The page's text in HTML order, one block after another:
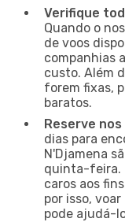
Verifique
Quando o
de voos
companhias
custo. Além
forem fixas,
baratos.
Reserve
dias para
N'Djamena
quinta-feira.
caros aos
por isso,
pode ajudá-